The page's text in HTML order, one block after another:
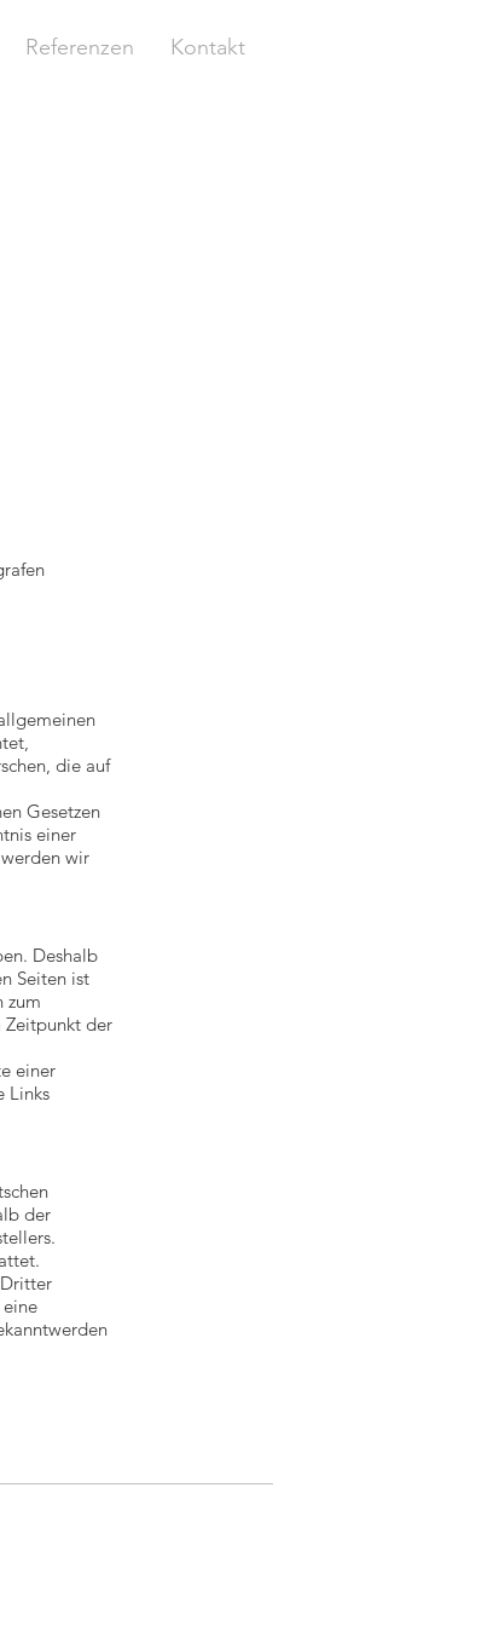
Referenzen Kontakt
die auf
Gesetzen
einer
wir
Deshalb
Seiten ist
zum
Zeitpunkt der
einer
Links
der